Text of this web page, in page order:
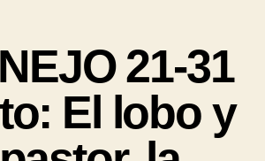
21-31
El lobo y